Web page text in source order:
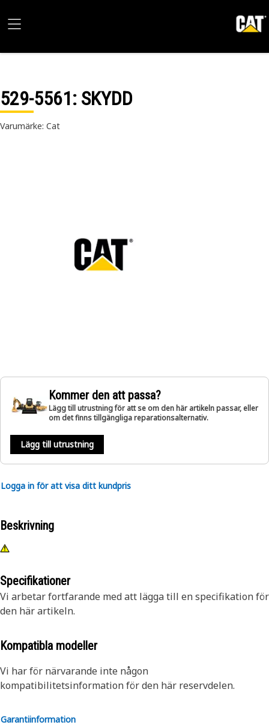
529-5561: SKYDD
Varumärke: Cat
Kommer den att passa?
Lägg till utrustning för att se om den här artikeln passar, eller
om det finns tillgängliga reparationsalternativ.
Lägg till utrustning
Logga in för att visa ditt kundpris
Beskrivning
Specifikationer
Vi arbetar fortfarande med att lägga till en specifikation för
den här artikeln.
Kompatibla modeller
Vi har för närvarande inte någon
kompatibilitetsinformation för den här reservdelen.
Garantiinformation